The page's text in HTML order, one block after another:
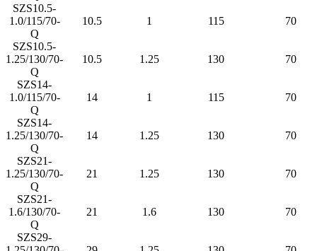
SZS10.5-
1.0/115/70-
Q
10.5 1 115 70
SZS10.5-
1.25/130/70-
Q
10.5 1.25 130 70
SZS14-
1.0/115/70-
Q
14 1 115 70
SZS14-
1.25/130/70-
Q
14 1.25 130 70
SZS21-
1.25/130/70-
Q
21 1.25 130 70
SZS21-
1.6/130/70-
Q
21 1.6 130 70
SZS29-